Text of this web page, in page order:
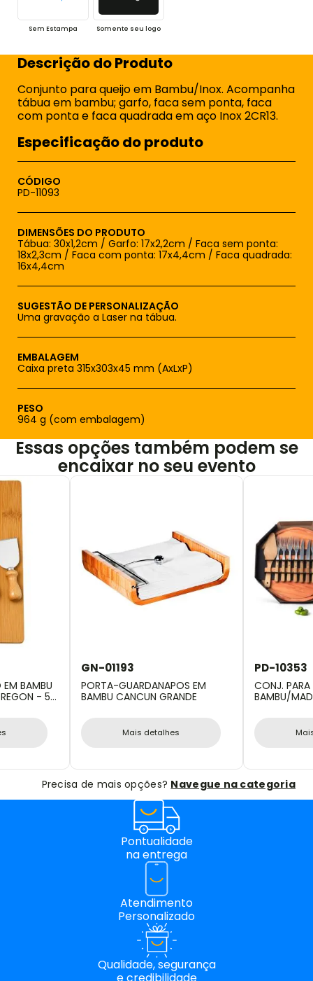
Sem Estampa Somente seu logo
Descrição do Produto
Conjunto para queijo em Bambu/Inox. Acompanha
tábua em bambu; garfo, faca sem ponta, faca
com ponta e faca quadrada em aço Inox 2CR13.
Especificação do produto
CÓDIGO
PD-11093
DIMENSÕES DO PRODUTO
Tábua: 30x1,2cm / Garfo: 17x2,2cm / Faca sem ponta:
18x2,3cm / Faca com ponta: 17x4,4cm / Faca quadrada:
16x4,4cm
SUGESTÃO DE PERSONALIZAÇÃO
Uma gravação a Laser na tábua.
EMBALAGEM
Caixa preta 315x303x45 mm (AxLxP)
PESO
964 g (com embalagem)
Essas opções também podem se
encaixar no seu evento
BAMBU
- 5
GN-01193
PORTA-GUARDANAPOS EM
BAMBU CANCUN GRANDE
Mais detalhes
PD-10353
CONJ. PARA
BAMBU/
Precisa de mais opções? Navegue na categoria
Pontualidade
na entrega
Atendimento
Personalizado
Qualidade, segurança
e credibilidade